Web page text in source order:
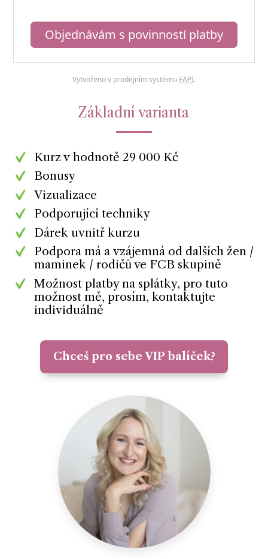
Objednávám s povinností platby
Vytvořeno v prodejním systému FAPI.
Základní varianta
Kurz v hodnotě 29 000 Kč
Bonusy
Vizualizace
Podporující techniky
Dárek uvnitř kurzu
Podpora má a vzájemná od dalších žen /
maminek / rodičů ve FCB skupině
Možnost platby na splátky, pro tuto
možnost mě, prosím, kontaktujte
individuálně
Chceš pro sebe VIP balíček?